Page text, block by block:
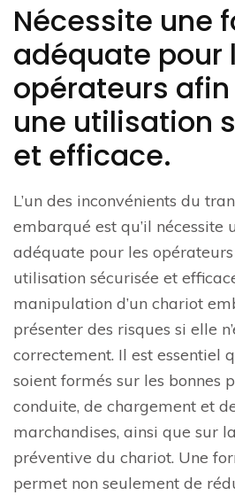
Nécessite une
adéquate pour
opérateurs afin
une utilisation
et efficace.
L’un des inconvénients du
embarqué est qu’il nécessite
adéquate pour les opérateurs
utilisation sécurisée et
manipulation d’un chariot
présenter des risques si elle
correctement. Il est essentiel
soient formés sur les bonnes
conduite, de chargement et
marchandises, ainsi que sur
préventive du chariot. Une
permet non seulement de